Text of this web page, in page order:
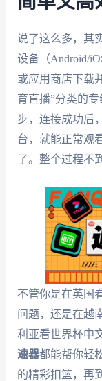
说了这么多，其
设备（Android/
或应用商店下载
育直播”分类的
步，连接成功后
台，就能正常观
了。整个过程不
不管你是在英国
问题，还是在越
利亚看世界杯中
速器都能帮你轻
的精彩扣篮，再